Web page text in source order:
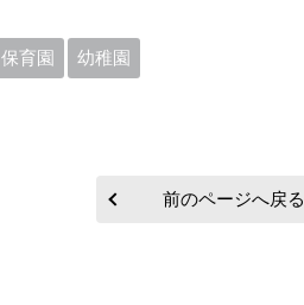
保育園 幼稚園
前のページへ戻る